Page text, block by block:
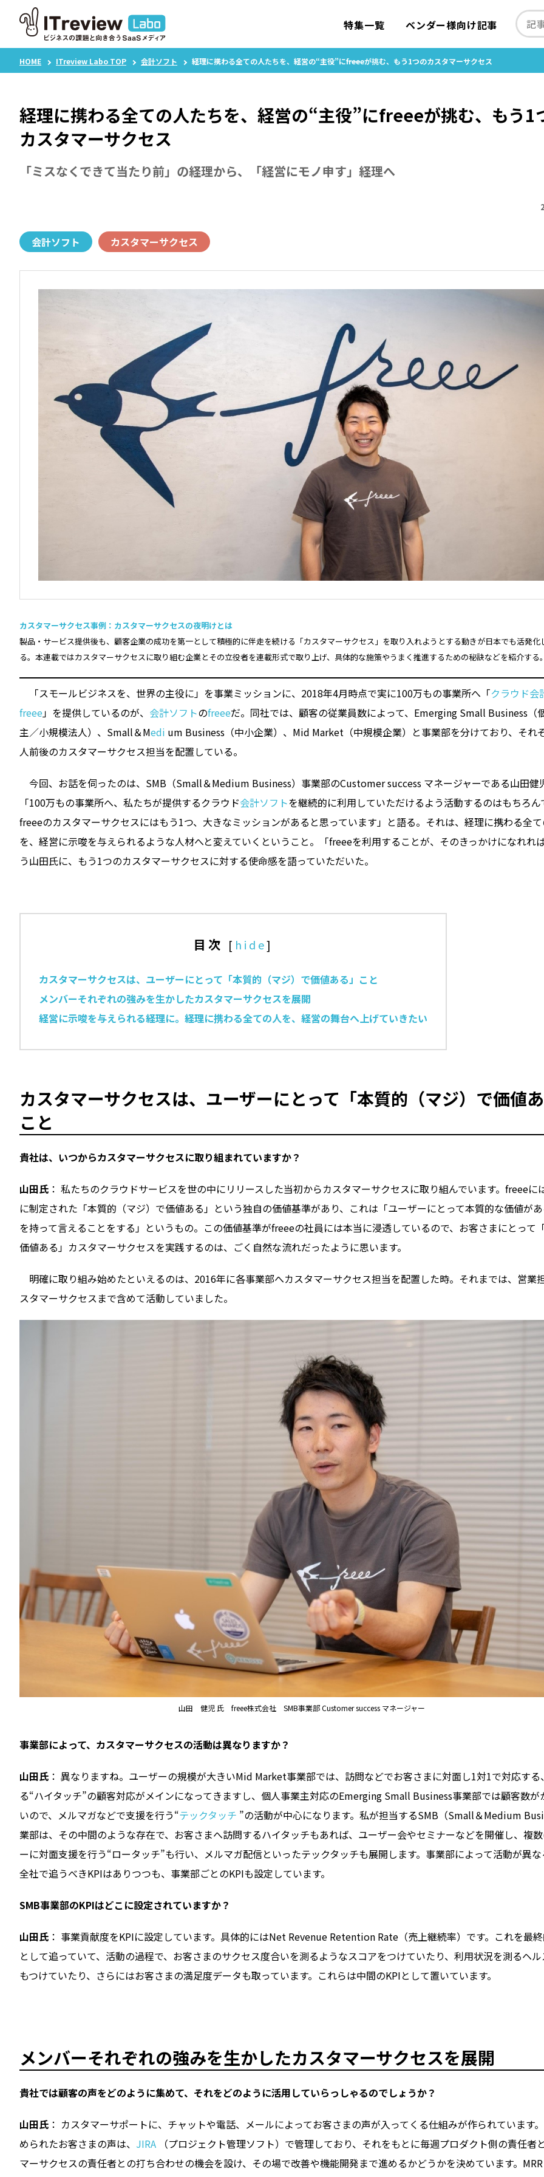
特集一覧 ベンダー様向け記事
HOME ITreview Labo TOP 会計ソフト 経理に携わる全ての人たちを、経営の“主役”に――freeeが挑む、もう1つのカスタマーサクセス
経理に携わる全ての人たちを、経営の“主役”に――freeeが挑む、もう1
カスタマーサクセス
「ミスなくできて当たり前」の経理から、「経営にモノ申す」経理へ
会計ソフト カスタマーサクセス
カスタマーサクセス事例：カスタマーサクセスの夜明けとは
製品・サービス提供後も、顧客企業の成功を第一として積極的に伴走を続ける「カスタマーサクセス」を取り入れようとする動きが日本でも活発化
る。本連載ではカスタマーサクセスに取り組む企業とその立役者を連載形式で取り上げ、具体的な施策やうまく推進するための秘訣などを紹介する。
「スモールビジネスを、世界の主役に」を事業ミッションに、2018年4月時点で実に100万もの事業所へ「クラウド会
freee」を提供しているのが、 会計ソフトのfreeeだ。同社では、顧客の従業員数によって、Emerging Small Business（
主／小規模法人）、Small＆Medi um Business（中小企業）、Mid Market（中規模企業）と事業部を分けており、それ
人前後のカスタマーサクセス担当を配置している。
今回、お話を伺ったのは、SMB（Small＆Medium Business）事業部のCustomer success マネージャーである山田健
「100万もの事業所へ、私たちが提供するクラウド会計ソフトを継続的に利用していただけるよう活動するのはもちろん
freeeのカスタマーサクセスにはもう1つ、大きなミッションがあると思っています」と語る。それは、経理に携わる全
を、経営に示唆を与えられるような人材へと変えていくということ。「freeeを利用することが、そのきっかけになれれ
う山田氏に、もう1つのカスタマーサクセスに対する使命感を語っていただいた。
目次 [ hide]
カスタマーサクセスは、ユーザーにとって「本質的（マジ）で価値ある」こと
メンバーそれぞれの強みを生かしたカスタマーサクセスを展開
経営に示唆を与えられる経理に。経理に携わる全ての人を、経営の舞台へ上げていきたい
カスタマーサクセスは、ユーザーにとって「本質的（マジ）で価値あ
こと
――貴社は、いつからカスタマーサクセスに取り組まれていますか？
山田氏 ： 私たちのクラウドサービスを世の中にリリースした当初からカスタマーサクセスに取り組んでいます。freeeに
に制定された「本質的（マジ）で価値ある」という独自の価値基準があり、これは「ユーザーにとって本質的な価値が
を持って言えることをする」というもの。この価値基準がfreeeの社員には本当に浸透しているので、お客さまにとって
価値ある」カスタマーサクセスを実践するのは、ごく自然な流れだったように思います。
明確に取り組み始めたといえるのは、2016年に各事業部へカスタマーサクセス担当を配置した時。それまでは、営業
スタマーサクセスまで含めて活動していました。
山田 健児 氏 freee株式会社 SMB事業部 Customer success マネージャー
――事業部によって、カスタマーサクセスの活動は異なりますか？
山田氏 ： 異なりますね。ユーザーの規模が大きいMid Market事業部では、訪問などでお客さまに対面し1対1で対応する
る“ハイタッチ”の顧客対応がメインになってきますし、個人事業主対応のEmerging Small Business事業部では顧客数が
いので、メルマガなどで支援を行う“テックタッチ ”の活動が中心になります。私が担当するSMB（Small＆Medium
業部は、その中間のような存在で、お客さまへ訪問するハイタッチもあれば、ユーザー会やセミナーなどを開催し、複
ーに対面支援を行う“ロータッチ”も行い、メルマガ配信といったテックタッチも展開します。事業部によって活動が異な
全社で追うべきKPIはありつつも、事業部ごとのKPIも設定しています。
――SMB事業部のKPIはどこに設定されていますか？
山田氏 ： 事業貢献度をKPIに設定しています。具体的にはNet Revenue Retention Rate（売上継続率）です。これを最
として追っていて、活動の過程で、お客さまのサクセス度合いを測るようなスコアをつけていたり、利用状況を測るヘ
もつけていたり、さらにはお客さまの満足度データも取っています。これらは中間のKPIとして置いています。
メンバーそれぞれの強みを生かしたカスタマーサクセスを展開
――貴社では顧客の声をどのように集めて、それをどのように活用していらっしゃるのでしょうか？
山田氏 ： カスタマーサポートに、チャットや電話、メールによってお客さまの声が入ってくる仕組みが作られています
められたお客さまの声は、 JIRA
（プロジェクト管理ソフト）で管理しており、それをもとに毎週プロダクト側の責任者
マーサクセスの責任者との打ち合わせの機会を設け、その場で改善や機能開発まで進めるかどうかを決めています。